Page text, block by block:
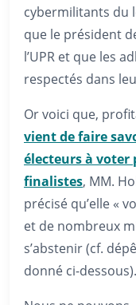
cybermilitants du
que le président
l’UPR et que les
respectés dans
Or voici que,
vient de faire
électeurs à voter
finalistes, MM.
précisé qu’elle «
et de nombreux
s’abstenir (cf.
donné ci-dessous).